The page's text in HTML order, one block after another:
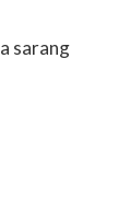
sarang